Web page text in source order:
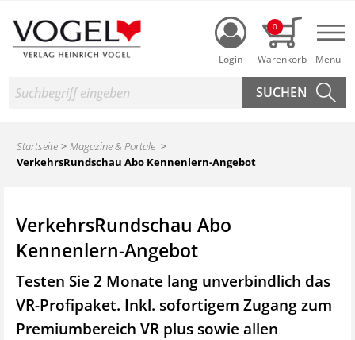
Login
0
Suche
Startseite
Magazine & Portale
VerkehrsRundschau Abo Kennenlern-Angebot
VerkehrsRundschau Abo
Kennenlern-Angebot
Testen Sie 2 Monate lang unverbindlich das
VR-Profipaket. Inkl. sofortigem Zugang zum
Premiumbereich VR plus sowie allen